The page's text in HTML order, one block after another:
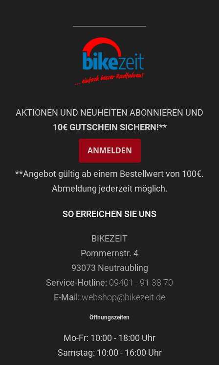
AKTIONEN UND NEUHEITEN ABONNIEREN UND
10€ GUTSCHEIN SICHERN!**
ANMELDEN
**Angebot gültig ab einem Bestellwert von 100€.
Abmeldung jederzeit möglich.
SO ERREICHEN SIE UNS
BIKEZEIT
Pommernstr. 4
93073 Neutraubling
Service-Hotline: 09401 - 91 38 70
E-Mail: webshop@bikezeit.de
Öffnungszeiten
Mo-Fr: 10:00 - 18:00 Uhr
Samstag: 10:00 - 16:00 Uhr